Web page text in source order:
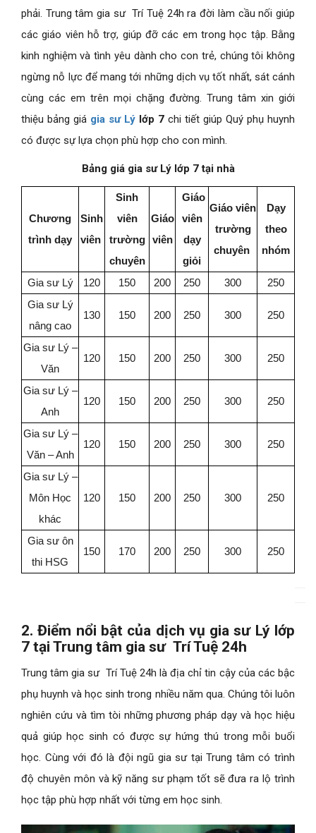
phải. Trung tâm gia sư Trí Tuệ 24h ra đời làm cầu nối giúp
các giáo viên hỗ trợ, giúp đỡ các em trong học tập. Bằng
kinh nghiệm và tình yêu dành cho con trẻ, chúng tôi không
ngừng nỗ lực để mang tới những dịch vụ tốt nhất, sát cánh
cùng các em trên mọi chặng đường. Trung tâm xin giới
thiệu bảng giá gia sư Lý lớp 7 chi tiết giúp Quý phụ huynh
có được sự lựa chọn phù hợp cho con mình.
Bảng giá gia sư Lý lớp 7 tại nhà
Chương
trình dạy
Sinh
viên
Sinh
viên
trường
chuyên
Giáo
viên
Giáo
viên
dạy
giỏi
Giáo viên
trường
chuyên
Dạy
theo
nhóm
Gia sư Lý 120 150 200 250 300
250
Gia sư Lý
nâng cao
130 150 200 250 300 250
Gia sư Lý –
Văn
120 150 200 250 300 250
Gia sư Lý –
Anh
120 150 200 250 300 250
Gia sư Lý –
Văn – Anh
120 150 200 250 300 250
Gia sư Lý –
Môn Học
khác
120 150 200 250 300 250
Gia sư ôn
thi HSG
150 170 200 250 300 250
2. Điểm nổi bật của dịch vụ gia sư Lý lớp
7 tại Trung tâm gia sư Trí Tuệ 24h
Trung tâm gia sư Trí Tuệ 24h là địa chỉ tin cậy của các bậc
phụ huynh và học sinh trong nhiều năm qua. Chúng tôi luôn
nghiên cứu và tìm tòi những phương pháp dạy và học hiệu
quả giúp học sinh có được sự hứng thú trong mỗi buổi
học. Cùng với đó là đội ngũ gia sư tại Trung tâm có trình
độ chuyên môn và kỹ năng sư phạm tốt sẽ đưa ra lộ trình
học tập phù hợp nhất với từng em học sinh.